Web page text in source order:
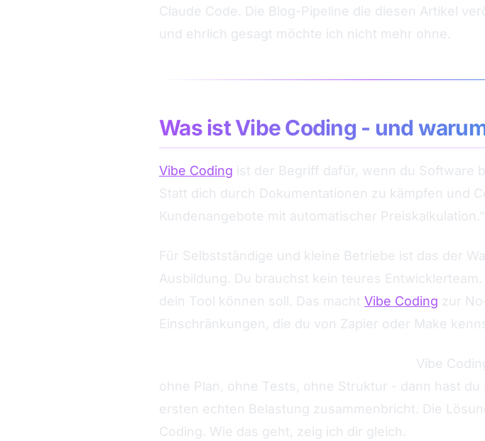
Claude Code. Die Blog-Pipeline die diesen Artikel
und ehrlich gesagt möchte ich nicht mehr ohne.
Was ist Vibe Coding - und
Vibe Coding ist der Begriff dafür, wenn du Software
Statt dich durch Dokumentationen zu kämpfen und
Kundenangebote mit automatischer
Für Selbstständige und kleine Betriebe ist das der
Ausbildung. Du brauchst kein teures
dein Tool können soll. Das macht Vibe Coding zur
Einschränkungen, die du von Zapier oder Make
Vibe
ohne Plan, ohne Tests, ohne Struktur - dann hast
ersten echten Belastung zusammenbricht. Die
Coding. Wie das geht, zeig ich dir gleich.